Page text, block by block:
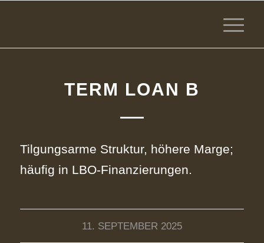
TERM LOAN B
Tilgungsarme Struktur, höhere Marge;
häufig in LBO‑Finanzierungen.
11. SEPTEMBER 2025